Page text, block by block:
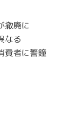
撤廃に
なる
費者に警鐘